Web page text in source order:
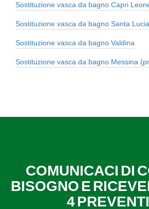
Sostituzione vasca da bagno Capri
Sostituzione vasca da bagno Santa
Sostituzione vasca da bagno Valdina
Sostituzione vasca da bagno Messina
COMUNICACI DI
BISOGNO E
4